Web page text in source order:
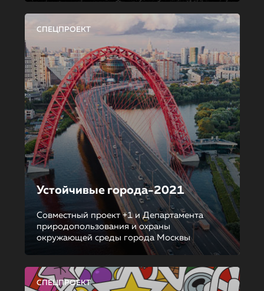
СПЕЦПРОЕКТ
Устойчивые города-2021
Совместный проект +1 и Департамента
природопользования и охраны
окружающей среды города Москвы
СПЕЦПРОЕКТ